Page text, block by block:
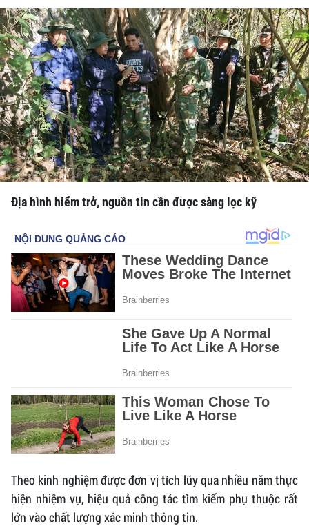
Địa hình hiểm trở, nguồn tin cần được sàng lọc kỹ
Theo kinh nghiệm được đơn vị tích lũy qua nhiều năm thực
hiện nhiệm vụ, hiệu quả công tác tìm kiếm phụ thuộc rất
lớn vào chất lượng xác minh thông tin.